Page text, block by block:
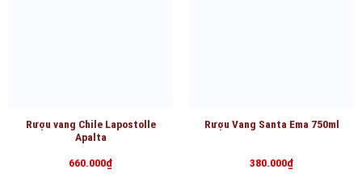
Rượu vang Chile Lapostolle
Apalta
660.000₫
Rượu Vang Santa Ema 750ml
380.000₫